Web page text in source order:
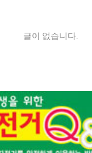
글이 없습니다.